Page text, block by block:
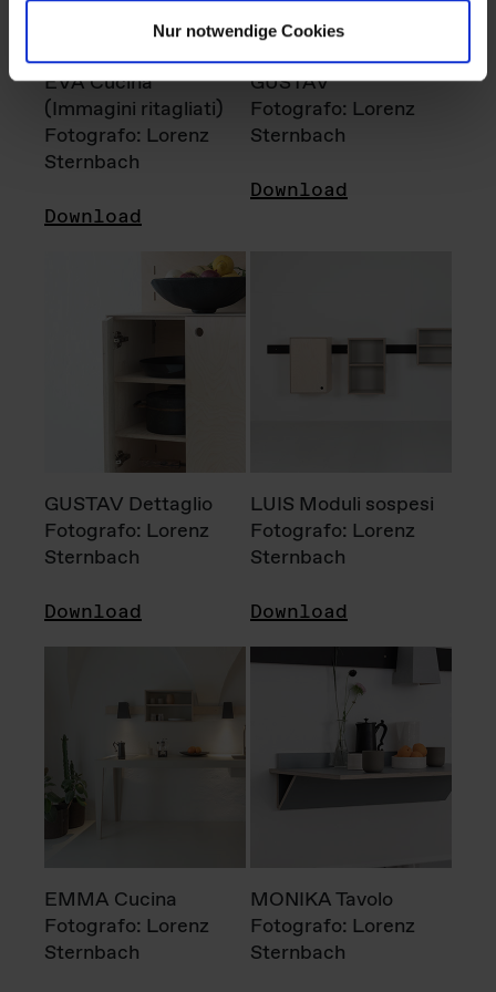
Nur notwendige Cookies
EVA Cucina
(Immagini ritagliati)
Fotografo: Lorenz
Sternbach
Download
GUSTAV
Fotografo: Lorenz
Sternbach
Download
GUSTAV Dettaglio
Fotografo: Lorenz
Sternbach
Download
LUIS Moduli sospesi
Fotografo: Lorenz
Sternbach
Download
EMMA Cucina
Fotografo: Lorenz
Sternbach
MONIKA Tavolo
Fotografo: Lorenz
Sternbach